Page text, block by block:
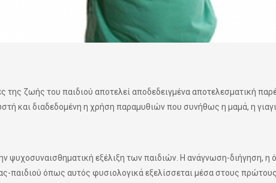
ζωής του παιδιού αποτελεί αποδεδειγμένα αποτελεσματική
και διαδεδομένη η χρήση παραμυθιών που συνήθως η μαμά, η
ψυχοσυναισθηματική εξέλιξη των παιδιών. Η ανάγνωση-διήγηση, η
παιδιού όπως αυτός φυσιολογικά εξελίσσεται μέσα στους